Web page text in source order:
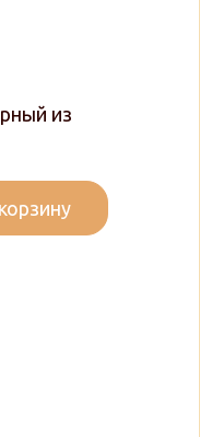
из
В корзину